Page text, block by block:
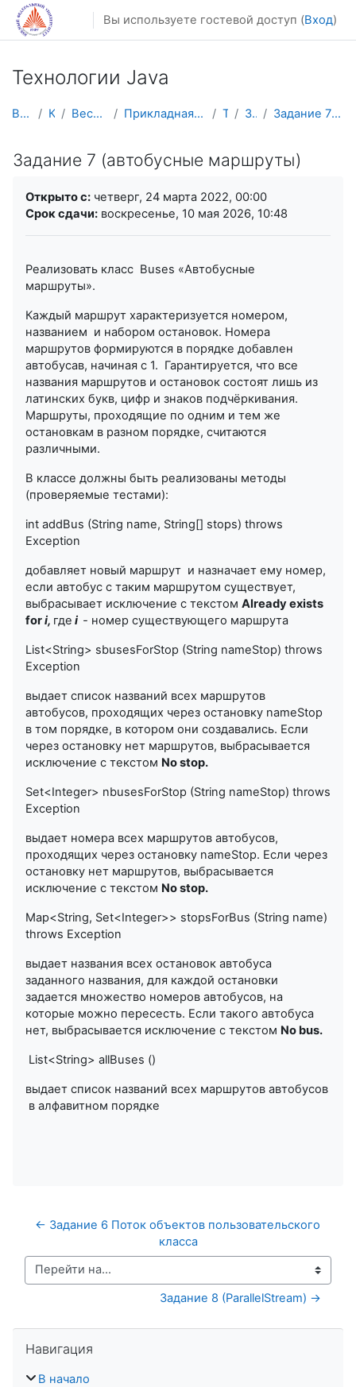
Перейти к основному содержанию
Вы используете гостевой доступ (Вход)
Технологии Java
В начало Курсы Весенний семестр Прикладная математика и информатика TJava Задания Задание 7 (автобусные маршруты)
Задание 7 (автобусные маршруты)
Открыто с: четверг, 24 марта 2022, 00:00
Срок сдачи: воскресенье, 10 мая 2026, 10:48
Реализовать класс Buses «Автобусные
маршруты».
Каждый маршрут характеризуется номером,
названием и набором остановок. Номера
маршрутов формируются в порядке добавлен
автобусав, начиная с 1. Гарантируется, что все
названия маршрутов и остановок состоят лишь из
латинских букв, цифр и знаков подчёркивания.
Маршруты, проходящие по одним и тем же
остановкам в разном порядке, считаются
различными.
В классе должны быть реализованы методы
(проверяемые тестами):
int addBus (String name, String[] stops) throws
Exception
добавляет новый маршрут и назначает ему номер,
если автобус с таким маршрутом существует,
выбрасывает исключение с текстом Already exists
fori, где i - номер существующего маршрута
List<String> sbusesForStop (String nameStop) throws
Exception
выдает список названий всех маршрутов
автобусов, проходящих через остановку nameStop
в том порядке, в котором они создавались. Если
через остановку нет маршрутов, выбрасывается
исключение с текстом No stop.
Set<Integer> nbusesForStop (String nameStop) throws
Exception
выдает номера всех маршрутов автобусов,
проходящих через остановку nameStop. Если через
остановку нет маршрутов, выбрасывается
исключение с текстом No stop.
Map<String, Set<Integer>> stopsForBus (String name)
throws Exception
выдает названия всех остановок автобуса
заданного названия, для каждой остановки
задается множество номеров автобусов, на
которые можно пересесть. Если такого автобуса
нет, выбрасывается исключение с текстом No bus.
List<String> allBuses ()
выдает список названий всех маршрутов автобусов
в алфавитном порядке
← Задание 6 Поток объектов пользовательского
класса
Перейти на...
Задание 8 (ParallelStream) →
Навигация
В начало